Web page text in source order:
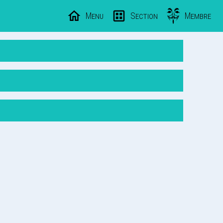
Menu Section Membre